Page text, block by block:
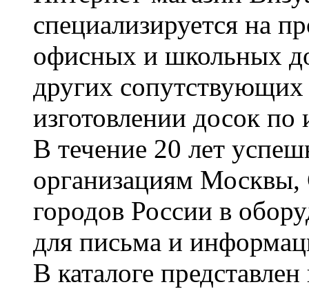
специализируется на
офисных и школьных
других сопутствующих
изготовлении досок по
В течение 20 лет
организациям Москвы,
городов России в
для письма и
В каталоге